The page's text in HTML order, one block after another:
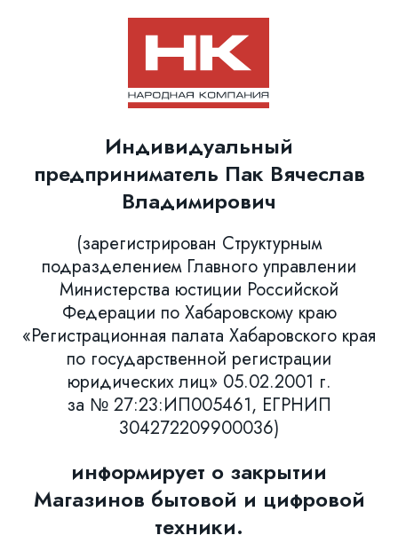
Индивидуальный
предприниматель Пак Вячеслав
Владимирович
(зарегистрирован Структурным
подразделением Главного управлении
Министерства юстиции Российской
Федерации по Хабаровскому краю
«Регистрационная палата Хабаровского края
по государственной регистрации
юридических лиц» 05.02.2001 г.
за № 27:23:ИП005461, ЕГРНИП
304272209900036)
информирует о закрытии
Магазинов бытовой и цифровой
техники.